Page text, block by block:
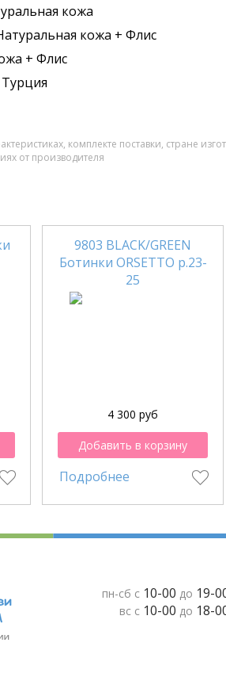
кожа
кожа + Флис
+ Флис
Турция
комплекте поставки, стране
от производителя
9803 BLACK/GREEN
Ботинки ORSETTO р.23-
25
4 300 руб
Добавить в корзину
Подробнее
пн-сб с 10-00 до 19-
вс с 10-00 до 18-